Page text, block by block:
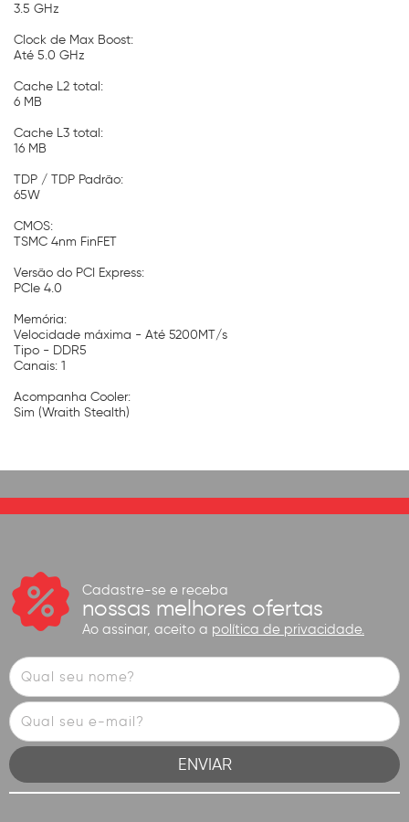
3.5 GHz
Clock de Max Boost:
Até 5.0 GHz
Cache L2 total:
6 MB
Cache L3 total:
16 MB
TDP / TDP Padrão:
65W
CMOS:
TSMC 4nm FinFET
Versão do PCI Express:
PCIe 4.0
Memória:
Velocidade máxima - Até 5200MT/s
Tipo - DDR5
Canais: 1
Acompanha Cooler:
Sim (Wraith Stealth)
Cadastre-se e receba
nossas melhores ofertas
Ao assinar, aceito a política de privacidade.